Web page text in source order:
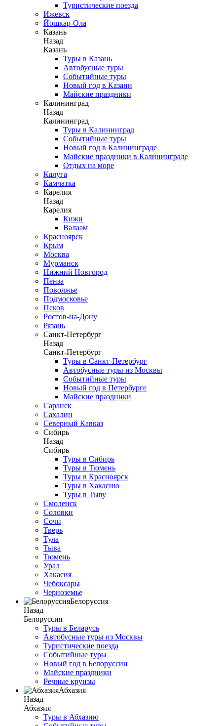
Туристические поезда
Ижевск
Йошкар-Ола
Казань
Назад
Казань
Туры в Казань
Автобусные туры
Событийные туры
Новый год в Казани
Майские праздники
Калининград
Назад
Калининград
Туры в Калининград
Событийные туры
Новый год в Калининграде
Майские праздники в Калининграде
Отдых на море
Калуга
Камчатка
Карелия
Назад
Карелия
Кижи
Валаам
Красноярск
Крым
Москва
Мурманск
Нижний Новгород
Пенза
Поволжье
Подмосковье
Псков
Ростов-на-Дону
Рязань
Санкт-Петербург
Назад
Санкт-Петербург
Туры в Санкт-Петербург
Автобусные туры из Москвы
Событийные туры
Новый год в Петербурге
Майские праздники
Саранск
Сахалин
Северный Кавказ
Сибирь
Назад
Сибирь
Туры в Сибирь
Туры в Тюмень
Туры в Красноярск
Туры в Хакасию
Туры в Тыву
Смоленск
Соловки
Сочи
Тверь
Тула
Тыва
Тюмень
Урал
Хакасия
Чебоксары
Черноземье
Белоруссия
Назад
Белоруссия
Туры в Беларусь
Автобусные туры из Москвы
Туристические поезда
Событийные туры
Новый год в Белоруссии
Майские праздники
Речные круизы
Абхазия
Назад
Абхазия
Туры в Абхазию